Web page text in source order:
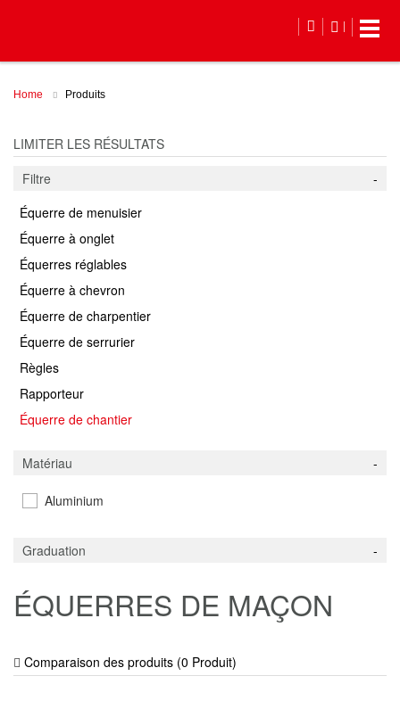
LISTE
Home Produits
LIMITER LES RÉSULTATS
Filtre
Équerre de menuisier
Équerre à onglet
Équerres réglables
Équerre à chevron
Équerre de charpentier
Équerre de serrurier
Règles
Rapporteur
Équerre de chantier
Matériau
Aluminium
Graduation
ÉQUERRES DE MAÇON
Comparaison des produits (0 Produit)